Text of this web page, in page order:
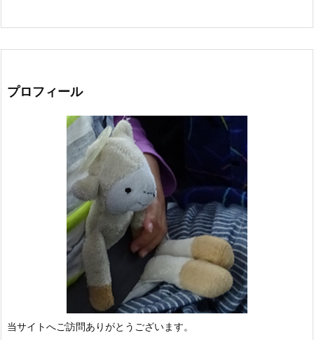
プロフィール
当サイトへご訪問ありがとうございます。